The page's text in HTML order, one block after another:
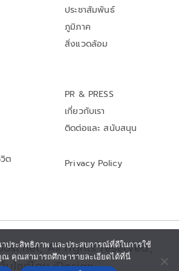
ประชาสัมพันธ์
ภูมิภาค
สิ่งแวดล้อม
ต
PR & PRESS
เกี่ยวกับเรา
ติดต่อและ สนับสนุน
Privacy Policy
All rights reserved.,
ว็บไซต์โดย iDesign
ประสิทธิภาพ และประสบการณ์ที่ดีในการใช้
ณ คุณสามารถศึกษารายละเอียดได้ที่นี่